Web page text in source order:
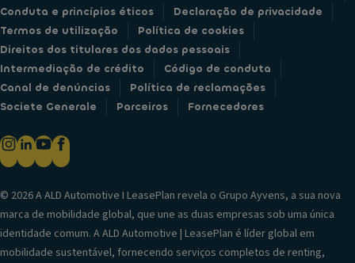
Conduta e princípios éticos
Declaração de privacidade
Termos de utilização
Política de cookies
Direitos dos titulares dos dados pessoais
Intermediação de crédito
Código de conduta
Canal de denúncias
Política de reclamações
Societe Generale
Parceiros Fornecedores
© 2026 A ALD Automotive I LeasePlan revela o Grupo Ayvens, a sua nova
marca de mobilidade global, que une as duas empresas sob uma única
identidade comum. A ALD Automotive | LeasePlan é líder global em
mobilidade sustentável, fornecendo serviços completos de renting,